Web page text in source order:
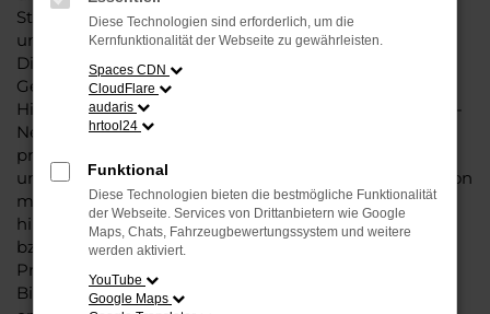
Stand der Automobiltechnik sein möchte, landet
unweigerlich bei einem VW T-Roc EU-Neuwagen.
Dieses Fahrzeug überzeugt vor allem in der aktuellen
Generation in den Vergleichstests und gilt in vielerlei
Hinsicht als Trendsetter. Wenn Sie Ihren VW T-Roc EU-
Neuwagen für Bielefeld bei Steinböhmer kaufen,
profitieren Sie gleich mehrfach. So bieten wir einen
umfangreichen Service und bringen eine Erfahrung von
mehr als 80 Jahren in die Beratung mit ein. Darüber
hinaus sichern Sie sich bei jedem Kauf einen Rabatt
bzw. Nachlass, der teilweise im zweistelligen
Prozentbereich liegt. VW T-Roc EU-Neuwagen für
Bielefeld sind bei uns auch im Leasing zu haben und
Diese Technologien sind erforderlich, um die
Kernfunktionalität der Webseite zu gewährleisten.
Spaces CDN
CloudFlare
audaris
hrtool24
Funktional
Diese Technologien bieten die bestmögliche Funktionalität
der Webseite. Services von Drittanbietern wie Google
Maps, Chats, Fahrzeugbewertungssystem und weitere
werden aktiviert.
YouTube
Google Maps